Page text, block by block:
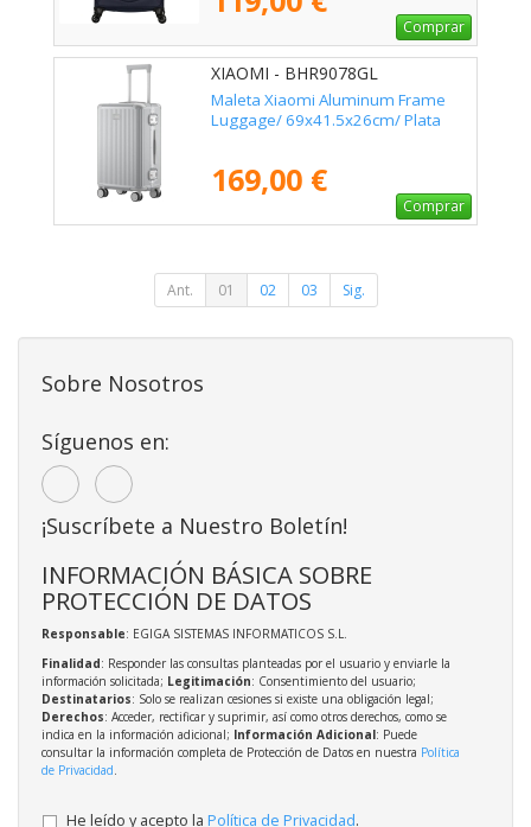
Comprar
XIAOMI - BHR9078GL
Maleta Xiaomi Aluminum Frame
Luggage/ 69x41.5x26cm/ Plata
169,00 €
Comprar
Ant. 01 02 03 Sig.
Sobre Nosotros
Síguenos en:
¡Suscríbete a Nuestro Boletín!
INFORMACIÓN BÁSICA SOBRE
PROTECCIÓN DE DATOS
Responsable: EGIGA SISTEMAS INFORMATICOS S.L.
Finalidad: Responder las consultas planteadas por el usuario y enviarle la
información solicitada; Legitimación: Consentimiento del usuario;
Destinatarios: Solo se realizan cesiones si existe una obligación legal;
Derechos: Acceder, rectificar y suprimir, así como otros derechos, como se
indica en la información adicional; Información Adicional: Puede
consultar la información completa de Protección de Datos en nuestra Política
de Privacidad.
He leído y acepto la Política de Privacidad.